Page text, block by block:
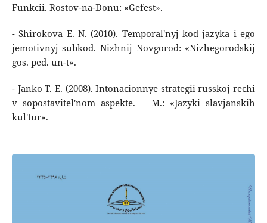
Funkcii. Rostov-na-Donu: «Gefest».
- Shirokova E. N. (2010). Temporal'nyj kod jazyka i ego
jemotivnyj subkod. Nizhnij Novgorod: «Nizhegorodskij
gos. ped. un-t».
- Janko T. E. (2008). Intonacionnye strategii russkoj rechi
v sopostavitel'nom aspekte. – M.: «Jazyki slavjanskih
kul'tur».